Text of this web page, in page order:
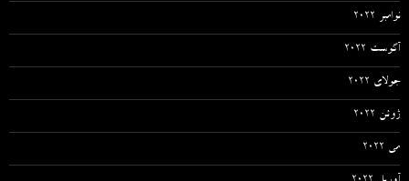
نوامبر 2022
آگوست 2022
جولای 2022
ژوئن 2022
می 2022